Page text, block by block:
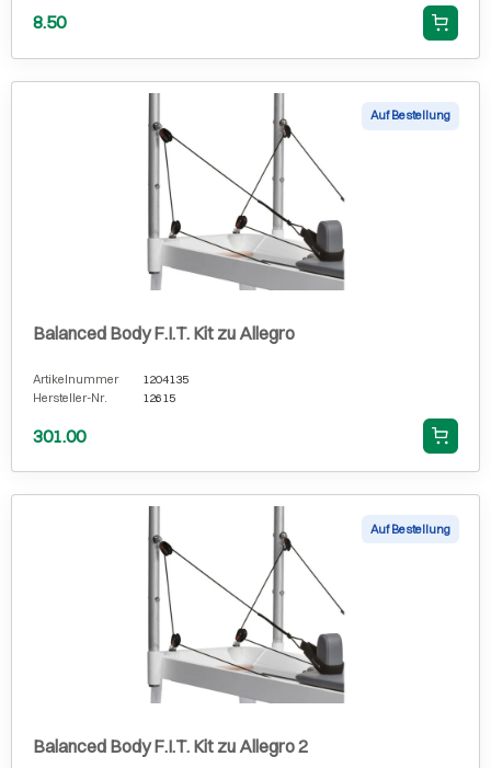
8.50
Auf Bestellung
Balanced Body F.I.T. Kit zu Allegro
Artikelnummer
1204135
Hersteller-Nr.
12615
301.00
Auf Bestellung
Balanced Body F.I.T. Kit zu Allegro 2